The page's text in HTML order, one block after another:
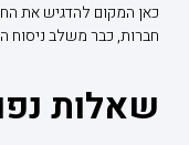
כאן המקום להדגיש את
חברות, כבר משלב ניסוח
שאלות